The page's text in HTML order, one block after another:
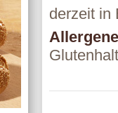
derzeit in
Allergene